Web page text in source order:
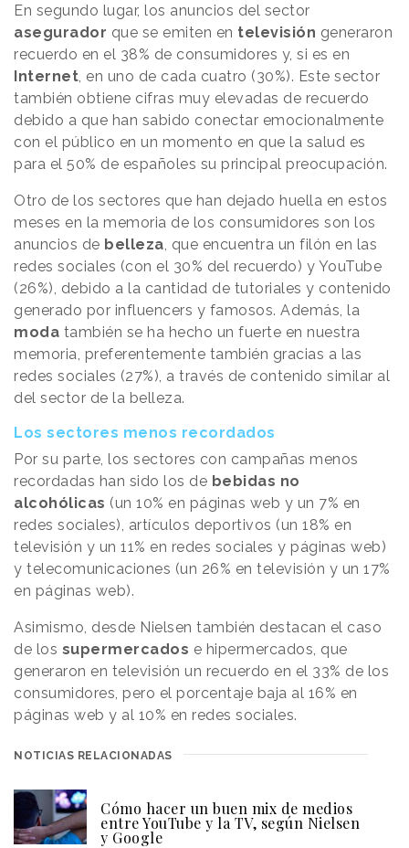
En segundo lugar, los anuncios del sector
asegurador que se emiten en televisión generaron
recuerdo en el 38% de consumidores y, si es en
Internet, en uno de cada cuatro (30%). Este sector
también obtiene cifras muy elevadas de recuerdo
debido a que han sabido conectar emocionalmente
con el público en un momento en que la salud es
para el 50% de españoles su principal preocupación.
Otro de los sectores que han dejado huella en estos
meses en la memoria de los consumidores son los
anuncios de belleza, que encuentra un filón en las
redes sociales (con el 30% del recuerdo) y YouTube
(26%), debido a la cantidad de tutoriales y contenido
generado por influencers y famosos. Además, la
moda también se ha hecho un fuerte en nuestra
memoria, preferentemente también gracias a las
redes sociales (27%), a través de contenido similar al
del sector de la belleza.
Los sectores menos recordados
Por su parte, los sectores con campañas menos
recordadas han sido los de bebidas no
alcohólicas (un 10% en páginas web y un 7% en
redes sociales), artículos deportivos (un 18% en
televisión y un 11% en redes sociales y páginas web)
y telecomunicaciones (un 26% en televisión y un 17%
en páginas web).
Asimismo, desde Nielsen también destacan el caso
de los supermercados e hipermercados, que
generaron en televisión un recuerdo en el 33% de los
consumidores, pero el porcentaje baja al 16% en
páginas web y al 10% en redes sociales.
NOTICIAS RELACIONADAS
Cómo hacer un buen mix de medios
entre YouTube y la TV, según Nielsen
y Google